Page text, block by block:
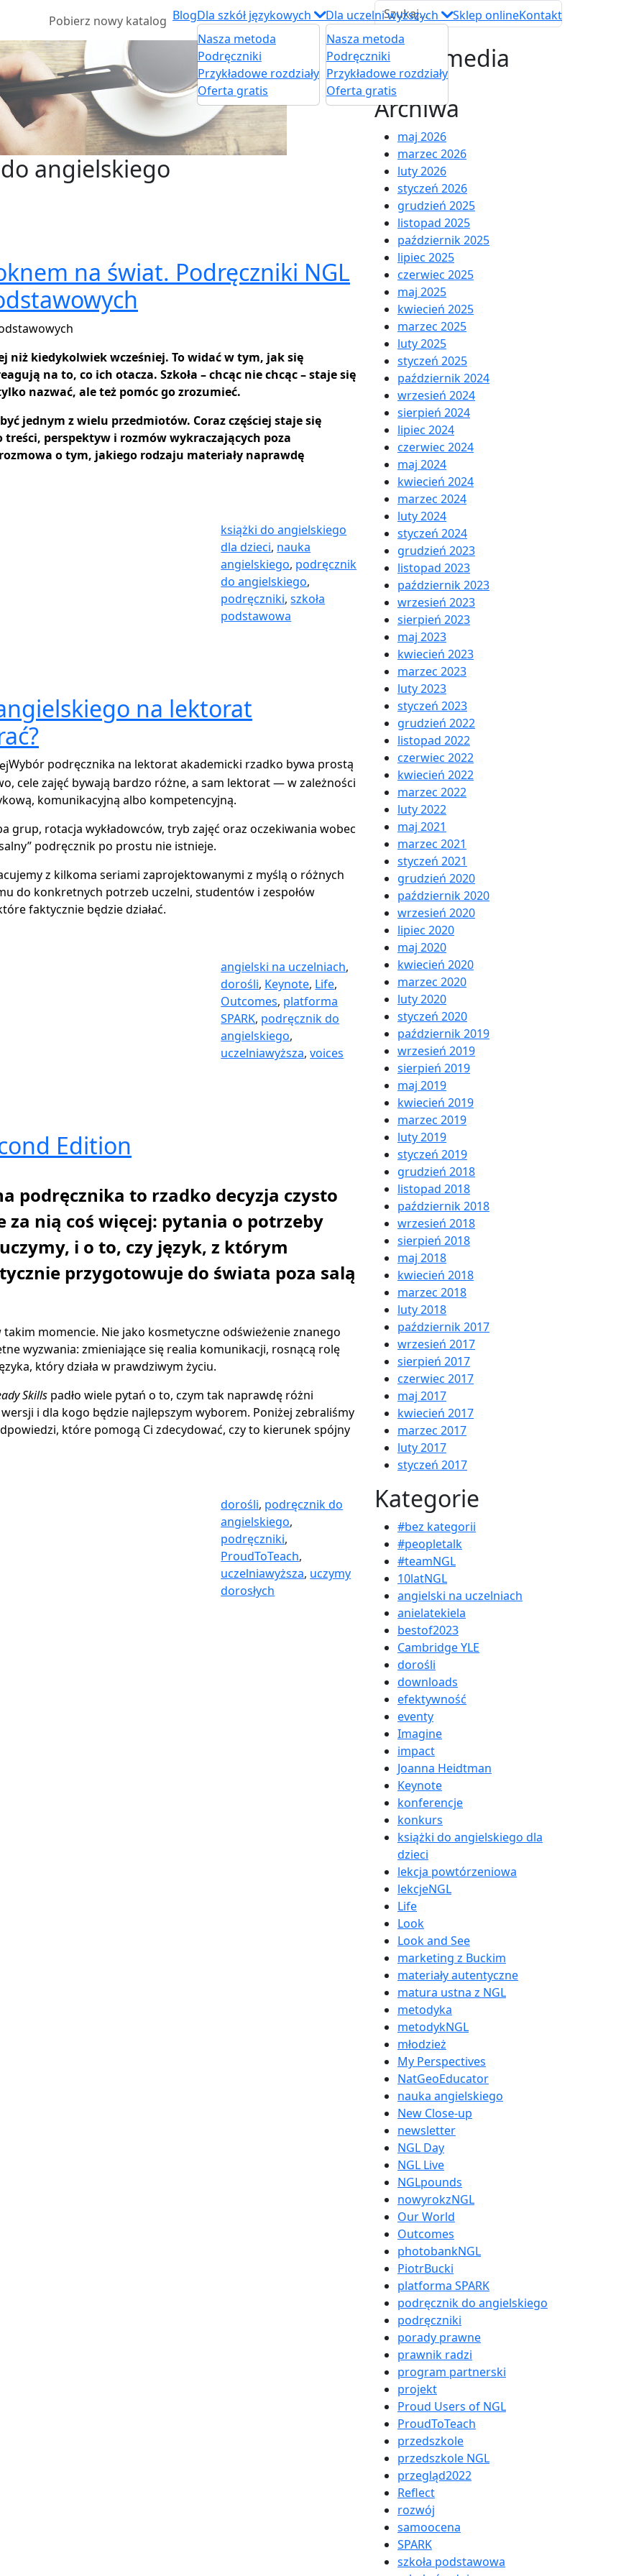
Pobierz nowy katalog BlogDla szkół językowych
Nasza metoda
Podręczniki
Przykładowe rozdziały
Oferta gratis
Dla uczelni wyższych
Nasza metoda
Podręczniki
Przykładowe rozdziały
Oferta gratis
Sklep onlineKontakt
angielskiego
na świat. Podręczniki NGL
niż kiedykolwiek wcześniej. To widać w tym, jak się
na to, co ich otacza. Szkoła – chcąc nie chcąc – staje się
nazwać, ale też pomóc go zrozumieć.
jednym z wielu przedmiotów. Coraz częściej staje się
perspektyw i rozmów wykraczających poza
o tym, jakiego rodzaju materiały naprawdę
książki do angielskiego
dla dzieci, nauka
angielskiego, podręcznik
do angielskiego,
podręczniki,szkoła
podstawowa
na lektorat
Wybór podręcznika na lektorat akademicki rzadko bywa prostą
cele zajęć bywają bardzo różne, a sam lektorat — w zależności
komunikacyjną albo kompetencyjną.
grup, rotacja wykładowców, tryb zajęć oraz oczekiwania wobec
podręcznik po prostu nie istnieje.
z kilkoma seriami zaprojektowanymi z myślą o różnych
do konkretnych potrzeb uczelni, studentów i zespołów
faktycznie będzie działać.
angielski na uczelniach,
dorośli, Keynote, Life,
Outcomes, platforma
SPARK, podręcznik do
angielskiego,
uczelniawyższa,voices
Edition
podręcznika to rzadko decyzja czysto
za nią coś więcej: pytania o potrzeby
i o to, czy język, z którym
przygotowuje do świata poza salą
takim momencie. Nie jako kosmetyczne odświeżenie znanego
wyzwania: zmieniające się realia komunikacji, rosnącą rolę
który działa w prawdziwym życiu.
Skills padło wiele pytań o to, czym tak naprawdę różni
i dla kogo będzie najlepszym wyborem. Poniżej zebraliśmy
które pomogą Ci zdecydować, czy to kierunek spójny
dorośli, podręcznik do
angielskiego,
podręczniki,
ProudToTeach,
uczelniawyższa, uczymy
dorosłych
Social media
Archiwa
maj 2026
marzec 2026
luty 2026
styczeń 2026
grudzień 2025
listopad 2025
październik 2025
lipiec 2025
czerwiec 2025
maj 2025
kwiecień 2025
marzec 2025
luty 2025
styczeń 2025
październik 2024
wrzesień 2024
sierpień 2024
lipiec 2024
czerwiec 2024
maj 2024
kwiecień 2024
marzec 2024
luty 2024
styczeń 2024
grudzień 2023
listopad 2023
październik 2023
wrzesień 2023
sierpień 2023
maj 2023
kwiecień 2023
marzec 2023
luty 2023
styczeń 2023
grudzień 2022
listopad 2022
czerwiec 2022
kwiecień 2022
marzec 2022
luty 2022
maj 2021
marzec 2021
styczeń 2021
grudzień 2020
październik 2020
wrzesień 2020
lipiec 2020
maj 2020
kwiecień 2020
marzec 2020
luty 2020
styczeń 2020
październik 2019
wrzesień 2019
sierpień 2019
maj 2019
kwiecień 2019
marzec 2019
luty 2019
styczeń 2019
grudzień 2018
listopad 2018
październik 2018
wrzesień 2018
sierpień 2018
maj 2018
kwiecień 2018
marzec 2018
luty 2018
październik 2017
wrzesień 2017
sierpień 2017
czerwiec 2017
maj 2017
kwiecień 2017
marzec 2017
luty 2017
styczeń 2017
Kategorie
#bez kategorii
#peopletalk
#teamNGL
10latNGL
angielski na uczelniach
anielatekiela
bestof2023
Cambridge YLE
dorośli
downloads
efektywność
eventy
Imagine
impact
Joanna Heidtman
Keynote
konferencje
konkurs
książki do angielskiego dla
dzieci
lekcja powtórzeniowa
lekcjeNGL
Life
Look
Look and See
marketing z Buckim
materiały autentyczne
matura ustna z NGL
metodyka
metodykNGL
młodzież
My Perspectives
NatGeoEducator
nauka angielskiego
New Close-up
newsletter
NGL Day
NGL Live
NGLpounds
nowyrokzNGL
Our World
Outcomes
photobankNGL
PiotrBucki
platforma SPARK
podręcznik do angielskiego
podręczniki
porady prawne
prawnik radzi
program partnerski
projekt
Proud Users of NGL
ProudToTeach
przedszkole
przedszkole NGL
przegląd2022
Reflect
rozwój
samoocena
SPARK
szkoła podstawowa